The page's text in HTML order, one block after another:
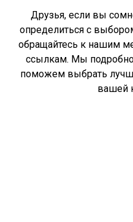
Друзья, если вы
определиться с
обращайтесь к нашим
ссылкам. Мы
поможем выбрать
вашей